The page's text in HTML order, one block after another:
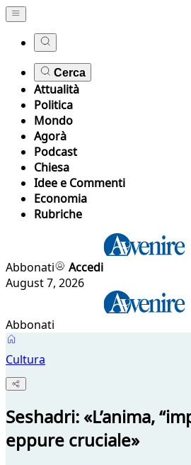
Cerca
Attualità
Politica
Mondo
Agorà
Podcast
Chiesa
Idee e Commenti
Economia
Rubriche
Abbonati
Accedi
August 7, 2026
Abbonati
Cultura
Seshadri: «L’anima,
eppure cruciale»